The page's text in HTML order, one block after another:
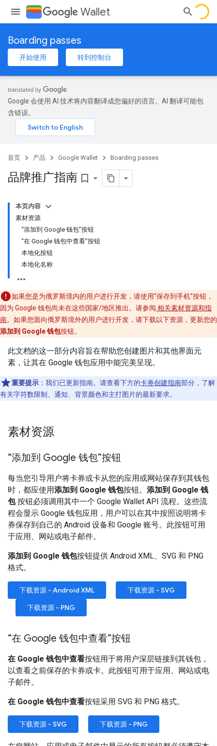
Wallet
Boarding passes
开始使用 转到控制台
Google 会使用 AI 技术将内容翻译成您偏好的语言。AI 翻译可能包
含错误。
首页 产品 Google Wallet Boarding passes
品牌推广指南 bookmark_border
本页内容
素材资源
“添加到 Google 钱包”按钮
“在 Google 钱包中查看”按钮
本地化按钮
本地化名称
如果您是为俄罗斯境内的用户进行开发，请使用“保存到手机”按钮，
因为 Google 钱包尚未在这些国家/地区推出。请参阅 相关素材资源和指
南。如果您面向俄罗斯境外的用户进行开发，请下载以下资源，更新您的
添加到 Google 钱包按钮。
此文档的这一部分内容旨在帮助您创建图片和其他界面元
素，让其在 Google 钱包应用中能完美呈现。
重要提示 ：我们已更新指南。请查看下方的卡券创建指南部分，了解
有关字符数限制、通知、背景颜色和主打图片的最新要求。
素材资源
“添加到 Google 钱包”按钮
每当您引导用户将卡券或卡从您的应用或网站保存到其钱包
时，都应使用添加到 Google 钱包按钮。 添加到 Google 钱
包按钮必须调用其中一个 Google Wallet API 流程。这些流
程会显示 Google 钱包应用，用户可以在其中按照说明将卡
券保存到自己的 Android 设备和 Google 账号。此按钮可用
于应用、网站或电子邮件。
添加到 Google 钱包按钮提供 Android XML、SVG 和 PNG
格式。
下载资源 - Android XML
下载资源 - SVG
下载资源 - PNG
“在 Google 钱包中查看”按钮
在 Google 钱包中查看按钮用于将用户深层链接到其钱包，
以查看之前保存的卡券或卡。此按钮可用于应用、网站或电
子邮件。
在 Google 钱包中查看按钮采用 SVG 和 PNG 格式。
下载资源 - SVG 下载资源 - PNG